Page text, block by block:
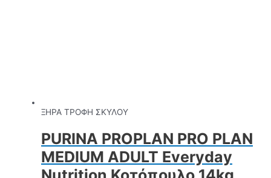
ΞΗΡΑ ΤΡΟΦΗ ΣΚΥΛΟΥ
PURINA PROPLAN PRO PLAN
MEDIUM ADULT Everyday